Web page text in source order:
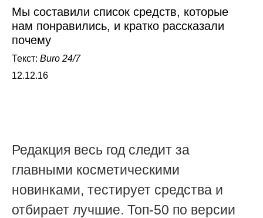
Мы составили список средств, которые
нам понравились, и кратко рассказали
почему
Текст: Buro 24/7
12.12.16
Редакция весь год следит за
главными косметическими
новинками, тестирует средства и
отбирает лучшие. Топ-50 по версии